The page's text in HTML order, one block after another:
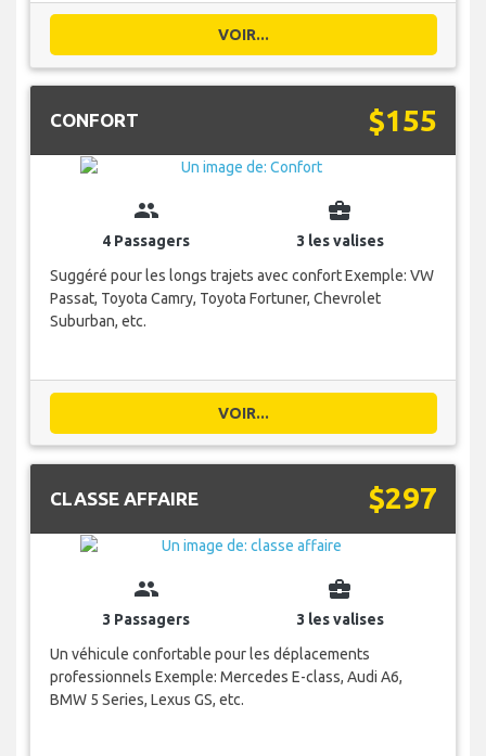
VOIR...
CONFORT $155
group
4 Passagers
business_center
3 les valises
Suggéré pour les longs trajets avec confort Exemple: VW
Passat, Toyota Camry, Toyota Fortuner, Chevrolet
Suburban, etc.
VOIR...
CLASSE AFFAIRE $297
group
3 Passagers
business_center
3 les valises
Un véhicule confortable pour les déplacements
professionnels Exemple: Mercedes E-class, Audi A6,
BMW 5 Series, Lexus GS, etc.